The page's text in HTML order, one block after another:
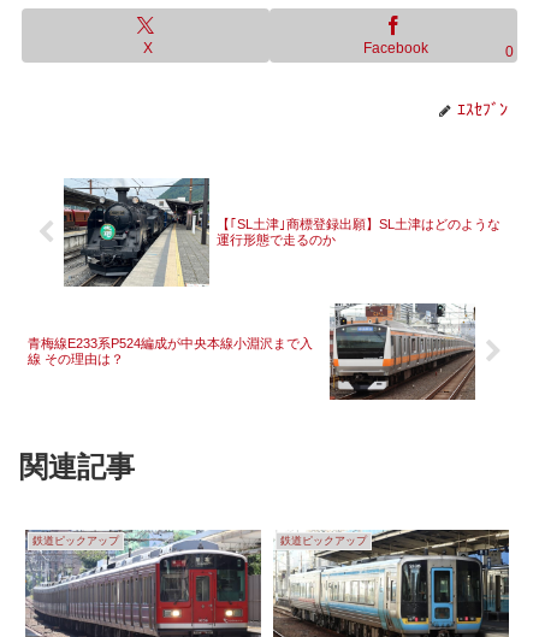
X Facebook 0
ｴｽｾﾌﾞﾝ
【｢SL土津｣商標登録出願】SL土津はどのような
運行形態で走るのか
青梅線E233系P524編成が中央本線小淵沢まで入
線 その理由は？
関連記事
鉄道ピックアップ 鉄道ピックアップ